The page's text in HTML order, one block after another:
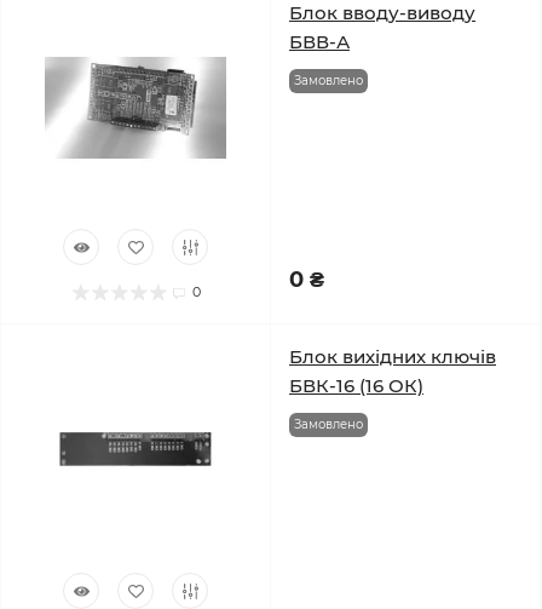
0
Блок вводу-виводу
БВВ-А
Замовлено
0 ₴
Блок вихідних ключів
БВК-16 (16 ОК)
Замовлено